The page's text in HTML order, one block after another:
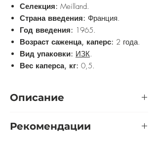
Селекция: Meilland.
Страна введения: Франция.
Год введения: 1965.
Возраст саженца, каперс: 2 года.
Вид упаковки: ИЗК.
Вес каперса, кг: 0,5.
Описание
пышных махровых цветов красного
Рекомендации